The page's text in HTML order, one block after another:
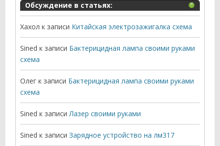
Обсуждение в статьях:
Хахол к записи Китайская электрозажигалка схема
Sined к записи Бактерицидная лампа своими руками
схема
Олег к записи Бактерицидная лампа своими руками
схема
Sined к записиЛазер своими руками
Sined к записиЗарядное устройство на лм317